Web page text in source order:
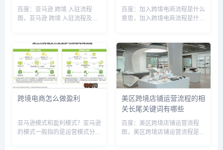
百度：亚马逊 跨境 入驻流程
图，亚马逊 跨境 入驻流程及费
亚马逊跨境怎么开店，亚马逊跨
境电商开店入口，亚马逊跨境电
商的申请流程，亚马逊跨境电商
入...
百度：加入跨境电商流程是什么
意思，加入跨境电商流程是什么
要求，跨境电商加盟什么意思，
跨境电商入驻要准备啥材料，如
何加盟跨境电子商务平台，跨境
电商...
跨境电商怎么做盈利
亚马逊模式和盈利模式？亚马逊
的模式一般指的是运营模式分为
美区跨境店铺运营流程的相
关长尾关键词有哪些
百度：美区跨境店铺运营流程
图，美区跨境店铺运营流程是什